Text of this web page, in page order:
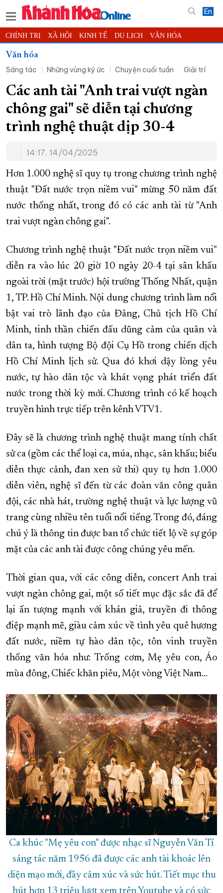
En
CHÍNH TRỊ XÃ HỘI KINH TẾ DU LỊCH VĂN HÓA
THỂ THAO
KHOA HỌC - CÔNG NGHỆ PHÁP LUẬT BẠN ĐỌC PHÓNG SỰ
THẾ GIỚI MULTIMEDIA VIDEO ĐỌC BÁO ONLINE
PODCAST THÔNG TIN - QUẢNG CÁO
QUY HOẠCH TỈNH KHÁNH HÒA
CHUNG TAY CẢI CÁCH HÀNH CHÍNH
XÂY DỰNG NÔNG THÔN MỚI LỊCH CẮT ĐIỆN
TÀU - XE - MÁY BAY
KỶ NIỆM 370 NĂM XÂY DỰNG VÀ PHÁT TRIỂN TỈNH KHÁNH HÒA
KHOẢNH KHẮC ĐẸP XỨ TRẦM
ĐẠI HỘI ĐẢNG CÁC CẤP TRANG CHỦ VỀ BÁO KHÁNH HÒA
Văn hóa
Sáng tác
Những vùng ký ức Chuyện cuối tuần Giải trí
Các anh tài "Anh trai vượt ngàn
chông gai" sẽ diễn tại chương
trình nghệ thuật dịp 30-4
14:17, 14/04/2025
Hơn 1.000 nghệ sĩ quy tụ trong chương trình nghệ
thuật "Đất nước trọn niềm vui" mừng 50 năm đất
nước thống nhất, trong đó có các anh tài từ "Anh
trai vượt ngàn chông gai".
Chương trình nghệ thuật "Đất nước trọn niềm vui"
diễn ra vào lúc 20 giờ 10 ngày 20-4 tại sân khấu
ngoài trời (mặt trước) hội trường Thống Nhất, quận
1, TP. Hồ Chí Minh. Nội dung chương trình làm nổi
bật vai trò lãnh đạo của Đảng, Chủ tịch Hồ Chí
Minh, tinh thần chiến đấu dũng cảm của quân và
dân ta, hình tượng Bộ đội Cụ Hồ trong chiến dịch
Hồ Chí Minh lịch sử. Qua đó khơi dậy lòng yêu
nước, tự hào dân tộc và khát vọng phát triển đất
nước trong thời kỳ mới. Chương trình có kế hoạch
truyền hình trực tiếp trên kênh VTV1.
Đây sẽ là chương trình nghệ thuật mang tính chất
sử ca (gồm các thể loại ca, múa, nhạc, sân khấu; biểu
diễn thực cảnh, đan xen sử thi) quy tụ hơn 1.000
diễn viên, nghệ sĩ đến từ các đoàn văn công quân
đội, các nhà hát, trường nghệ thuật và lực lượng vũ
trang cùng nhiều tên tuổi nổi tiếng. Trong đó, đáng
chú ý là thông tin được ban tổ chức tiết lộ về sự góp
mặt của các anh tài được công chúng yêu mến.
Thời gian qua, với các công diễn, concert Anh trai
vượt ngàn chông gai, một số tiết mục đặc sắc đã để
lại ấn tượng mạnh với khán giả, truyền đi thông
điệp mạnh mẽ, giàu cảm xúc về tình yêu quê hương
đất nước, niềm tự hào dân tộc, tôn vinh truyền
thống văn hóa như: Trống cơm, Mẹ yêu con, Áo
mùa đông, Chiếc khăn piêu, Một vòng Việt Nam...
Ca khúc "Mẹ yêu con" được nhạc sĩ Nguyễn Văn Tí
sáng tác năm 1956 đã được các anh tài khoác lên
diện mạo mới, đầy cảm xúc và sức hút. Tiết mục thu